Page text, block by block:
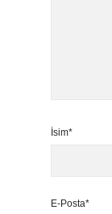
İsim*
E-Posta*